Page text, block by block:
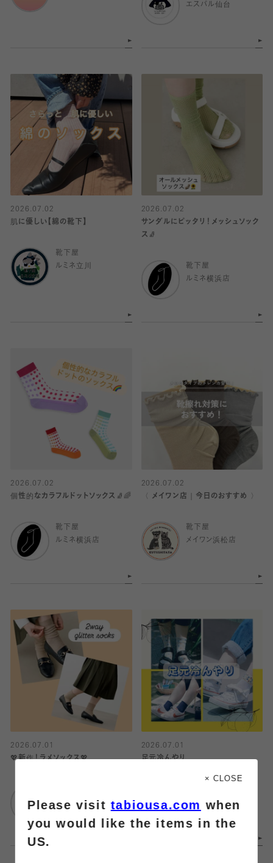
エスパル仙台
2026.07.02
肌に優しい【綿の靴下】
靴下屋
ルミネ立川
2026.07.02
サンダルにピッタリ！メッシュソック
ス🧦
靴下屋
ルミネ横浜店
2026.07.02
個性的なカラフルドットソックス🧦🌈
靴下屋
ルミネ横浜店
2026.07.02
〈 メイワン店｜今日のおすすめ 〉
靴下屋
メイワン浜松店
2026.07.01
💖新作！ラメソックス💖
ルミネ横浜店
2026.07.01
足元冷んやり
イオンモール橿原店
× CLOSE
Please visittabiousa.com when
you would like the items in the
US.